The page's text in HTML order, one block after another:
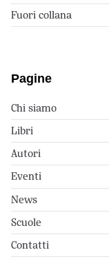
Fuori collana
Pagine
Chi siamo
Libri
Autori
Eventi
News
Scuole
Contatti